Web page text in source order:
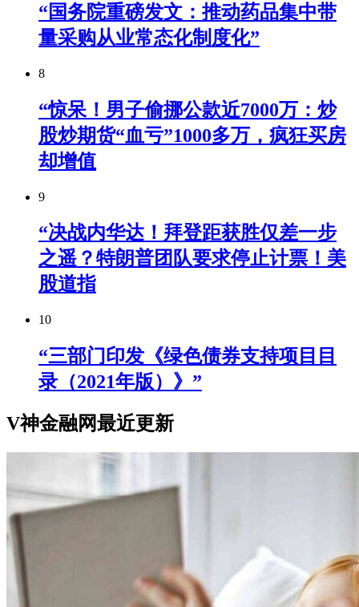
“国务院重磅发文：推动药品集中带
量采购从业常态化制度化”
8
“惊呆！男子偷挪公款近7000万：炒
股炒期货“血亏”1000多万，疯狂买房
却增值
9
“决战内华达！拜登距获胜仅差一步
之遥？特朗普团队要求停止计票！美
股道指
10
“三部门印发《绿色债券支持项目目
录（2021年版）》”
V神金融网最近更新